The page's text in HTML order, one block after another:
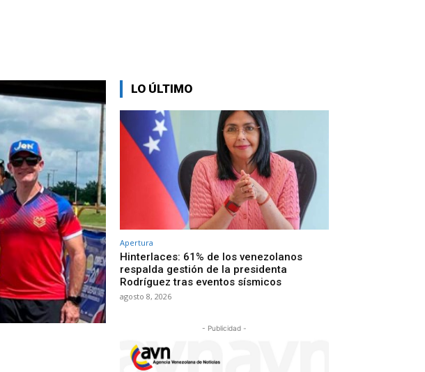
LO ÚLTIMO
Apertura
Hinterlaces: 61% de los venezolanos
respalda gestión de la presidenta
Rodríguez tras eventos sísmicos
agosto 8, 2026
- Publicidad -